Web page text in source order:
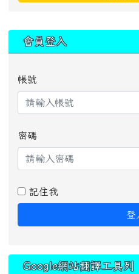
會員登入
帳號
密碼
記住我
登
Google網站翻譯工具列